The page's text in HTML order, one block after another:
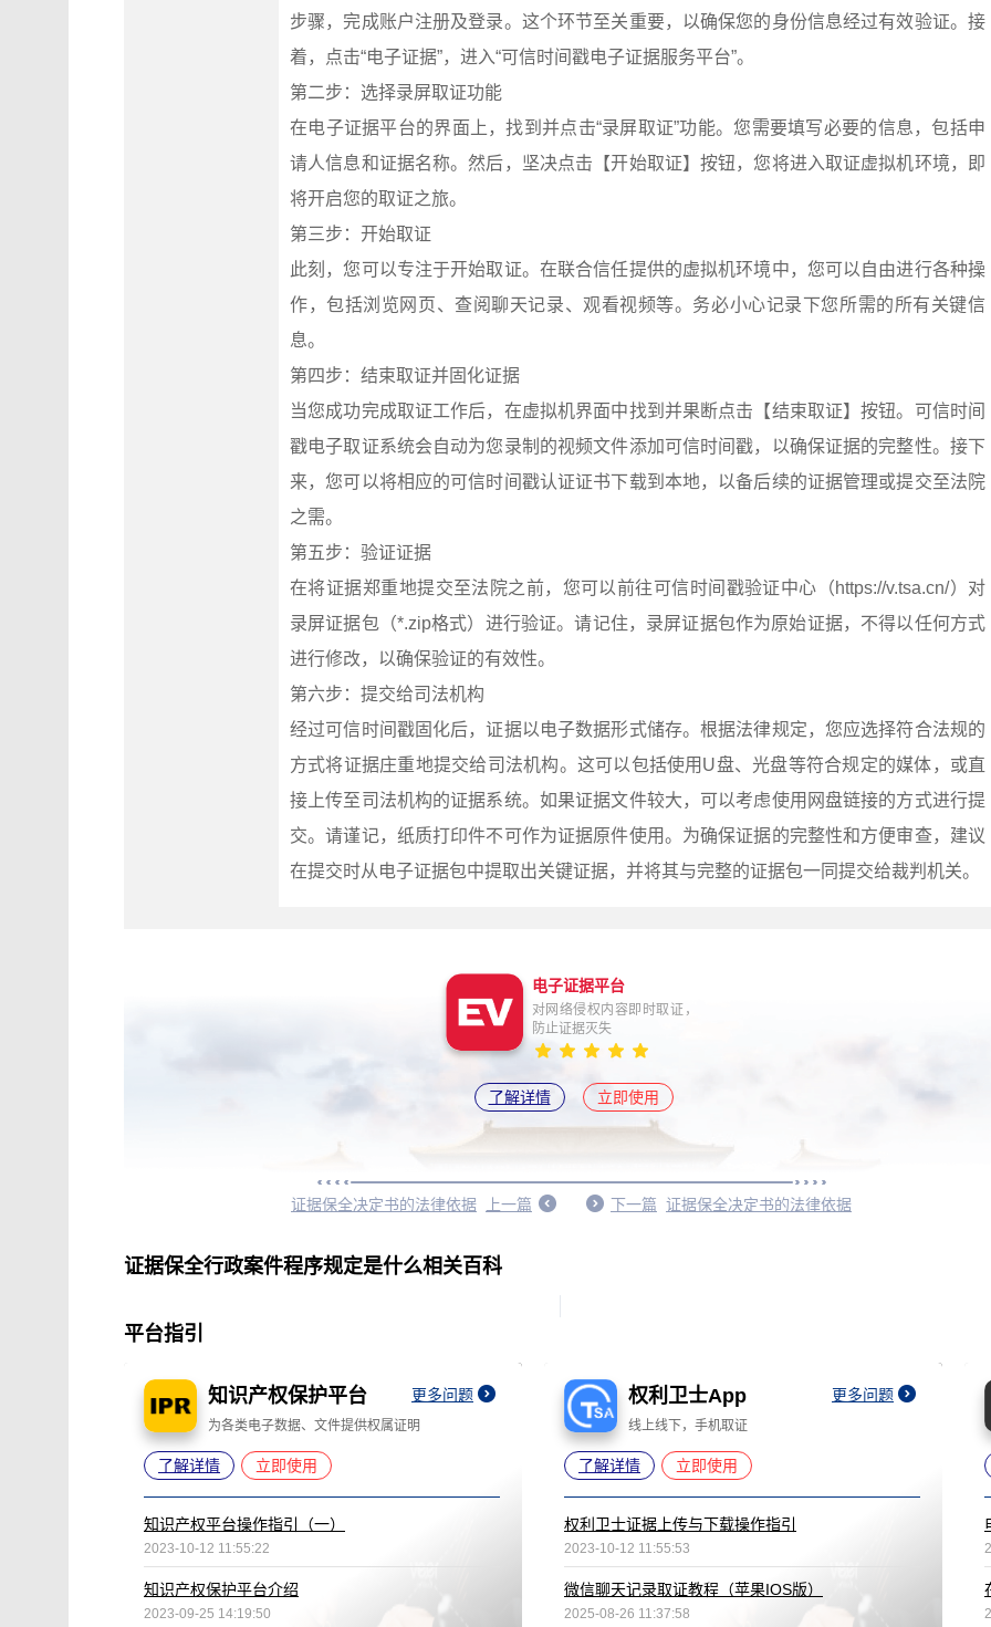
步骤，完成账户注册及登录。这个环节至关重要，以确保您的身份信息经过有效验证。接
着，点击“电子证据”，进入“可信时间戳电子证据服务平台”。
第二步：选择录屏取证功能
在电子证据平台的界面上，找到并点击“录屏取证”功能。您需要填写必要的信息，包括申
请人信息和证据名称。然后，坚决点击【开始取证】按钮，您将进入取证虚拟机环境，即
将开启您的取证之旅。
第三步：开始取证
此刻，您可以专注于开始取证。在联合信任提供的虚拟机环境中，您可以自由进行各种操
作，包括浏览网页、查阅聊天记录、观看视频等。务必小心记录下您所需的所有关键信
息。
第四步：结束取证并固化证据
当您成功完成取证工作后，在虚拟机界面中找到并果断点击【结束取证】按钮。可信时间
戳电子取证系统会自动为您录制的视频文件添加可信时间戳，以确保证据的完整性。接下
来，您可以将相应的可信时间戳认证证书下载到本地，以备后续的证据管理或提交至法院
之需。
第五步：验证证据
在将证据郑重地提交至法院之前，您可以前往可信时间戳验证中心（https://v.tsa.cn/）对
录屏证据包（*.zip格式）进行验证。请记住，录屏证据包作为原始证据，不得以任何方式
进行修改，以确保验证的有效性。
第六步：提交给司法机构
经过可信时间戳固化后，证据以电子数据形式储存。根据法律规定，您应选择符合法规的
方式将证据庄重地提交给司法机构。这可以包括使用U盘、光盘等符合规定的媒体，或直
接上传至司法机构的证据系统。如果证据文件较大，可以考虑使用网盘链接的方式进行提
交。请谨记，纸质打印件不可作为证据原件使用。为确保证据的完整性和方便审查，建议
在提交时从电子证据包中提取出关键证据，并将其与完整的证据包一同提交给裁判机关。
电子证据平台
对网络侵权内容即时取证，
防止证据灭失
了解详情 立即使用
证据保全决定书的法律依据 上一篇 下一篇 证据保全决定书的法律依据
证据保全行政案件程序规定是什么相关百科
平台指引
知识产权保护平台 更多问题
为各类电子数据、文件提供权属证明
了解详情 立即使用
知识产权平台操作指引（一）
2023-10-12 11:55:22
知识产权保护平台介绍
2023-09-25 14:19:50
权利卫士App 更多问题
线上线下，手机取证
了解详情 立即使用
权利卫士证据上传与下载操作指引
2023-10-12 11:55:53
微信聊天记录取证教程（苹果IOS版）
2025-08-26 11:37:58